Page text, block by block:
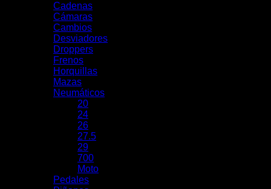
Cadenas
Cámaras
Cambios
Desviadores
Droppers
Frenos
Horquillas
Mazas
Neumáticos
20
24
26
27.5
29
700
Moto
Pedales